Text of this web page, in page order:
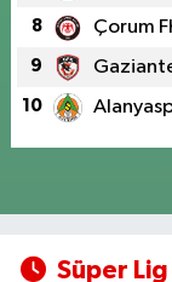
8 Çorum
9
10
Süper